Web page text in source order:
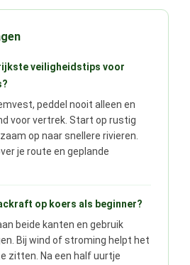
veiligheidstips voor
peddel nooit alleen en
voor vertrek. Start op rustig
op naar snellere rivieren.
je route en geplande
op koers als beginner?
beide kanten en gebruik
Bij wind of stroming helpt het
zitten. Na een half uurtje